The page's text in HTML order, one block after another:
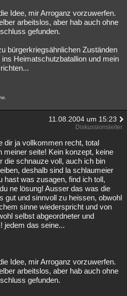
Idee, mir Arroganz vorzuwerfen.
arbeitslos, aber hab auch ohne
gefunden.
bürgerkriegsähnlichen Zuständen
Heimatschutzbatallion und mein
11.08.2004 um 15:23
Diskussionsleiter
dir ja vollkommen recht, total
meiner seite! Kein konzept, keine
die schnauze voll, auch ich bin
deshalb sind la schlaumeier
hast was zusagen, find ich toll,
ne lösung! Ausser das was die
gut und sinnvoll zu heissen, obwohl
sinne wiederspricht und von
selbst abgeordneter und
jedem das seine...
Idee, mir Arroganz vorzuwerfen.
arbeitslos, aber hab auch ohne
gefunden.